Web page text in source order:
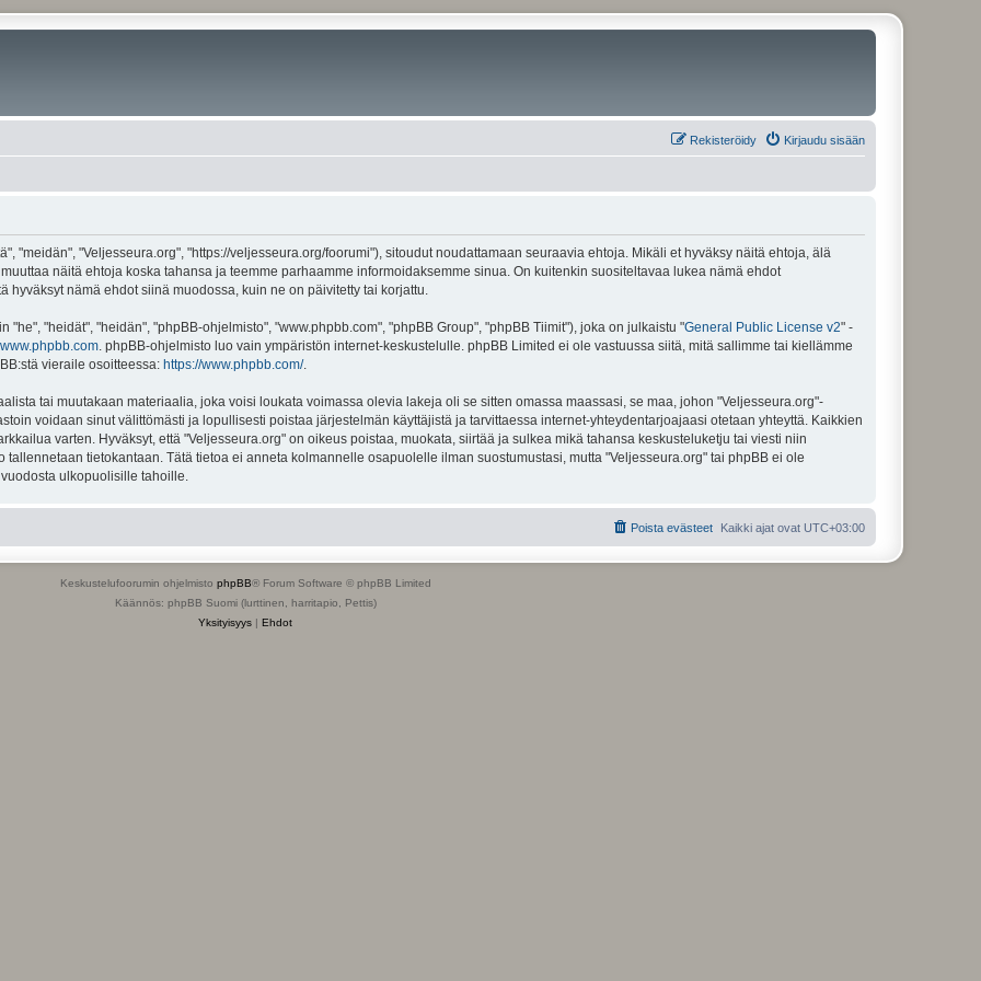
Kirjaudu sisään
Rekisteröidy
"meidän", "Veljesseura.org", "https://veljesseura.org/foorumi"), sitoudut noudattamaan seuraavia ehtoja. Mikäli et hyväksy näitä ehtoja, älä
näitä ehtoja koska tahansa ja teemme parhaamme informoidaksemme sinua. On kuitenkin suositeltavaa lukea nämä ehdot
nämä ehdot siinä muodossa, kuin ne on päivitetty tai korjattu.
"heidät", "heidän", "phpBB-ohjelmisto", "www.phpbb.com", "phpBB Group", "phpBB Tiimit"), joka on julkaistu "General Public License v2" -
www.phpbb.com . phpBB-ohjelmisto luo vain ympäristön internet-keskustelulle. phpBB Limited ei ole vastuussa siitä, mitä sallimme tai kiellämme
vieraile osoitteessa: https://www.phpbb.com/.
tai muutakaan materiaalia, joka voisi loukata voimassa olevia lakeja oli se sitten omassa maassasi, se maa, johon "Veljesseura.org"-
voidaan sinut välittömästi ja lopullisesti poistaa järjestelmän käyttäjistä ja tarvittaessa internet-yhteydentarjoajaasi otetaan yhteyttä. Kaikkien
varten. Hyväksyt, että "Veljesseura.org" on oikeus poistaa, muokata, siirtää ja sulkea mikä tahansa keskusteluketju tai viesti niin
tietokantaan. Tätä tietoa ei anneta kolmannelle osapuolelle ilman suostumustasi, mutta "Veljesseura.org" tai phpBB ei ole
ulkopuolisille tahoille.
Kaikki ajat ovat UTC+03:00
Poista evästeet
Keskustelufoorumin ohjelmisto phpBB® Forum Software © phpBB Limited
Käännös: phpBB Suomi (lurttinen, harritapio, Pettis)
Yksityisyys | Ehdot